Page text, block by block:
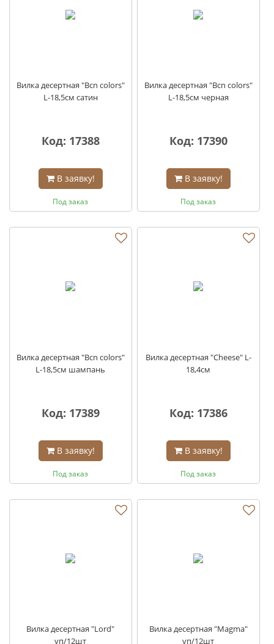
Вилка десертная "Bcn colors"
L-18,5см сатин
Код: 17388
В заявку!
Под заказ
Вилка десертная "Bcn colors"
L-18,5см черная
Код: 17390
В заявку!
Под заказ
Вилка десертная "Bcn colors"
L-18,5см шампань
Код: 17389
В заявку!
Под заказ
Вилка десертная "Cheese" L-
18,4см
Код: 17386
В заявку!
Под заказ
Вилка десертная "Lord"
уп/12шт
Вилка десертная "Magma"
уп/12шт